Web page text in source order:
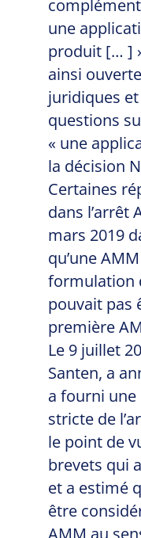
une
produit [… ]
ainsi
juridiques
questions
« une
la décision
Certaines
dans l’arrêt
mars 2019
qu’une
formulation
pouvait pas
première
Le 9 juillet
Santen, a
a fourni
stricte de
le point de
brevets qui
et a estimé
être
AMM au